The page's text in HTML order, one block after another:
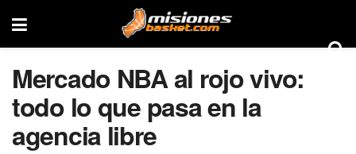
Mercado NBA al rojo vivo:
todo lo que pasa en la
agencia libre